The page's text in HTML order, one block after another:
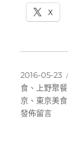
X
發
佈
日
期:
2016-05-23
食 、 上野聚餐
京 、 東京美食
發佈留言